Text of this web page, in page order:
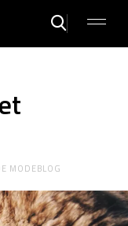
MODEBLOG